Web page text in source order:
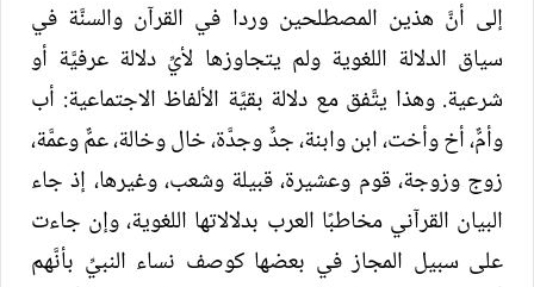
إلى أنَّ هذين المصطلحين وردا في القرآن والسنَّة في
سياق الدلالة اللغوية ولم يتجاوزها لأيِّ دلالة عرفيَّة أو
شرعية. وهذا يتَّفق مع دلالة بقيَّة الألفاظ الاجتماعية: أب
وأمٌّ، أخ وأخت، ابن وابنة، جدٌّ وجدَّة، خال وخالة، عمٌّ وعمَّة،
زوج وزوجة، قوم وعشيرة، قبيلة وشعب، وغيرها، إذ جاء
البيان القرآني مخاطبًا العرب بدلالاتها اللغوية، وإن جاءت
على سبيل المجاز في بعضها كوصف نساء النبيِّ بأنَّهم